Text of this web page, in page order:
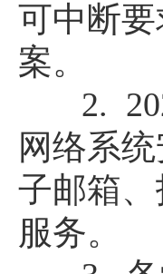
可中断
案。
2.
网络系
子邮箱
服务。